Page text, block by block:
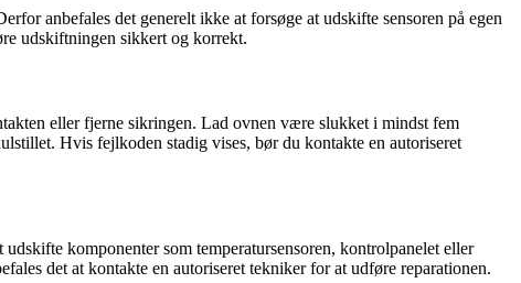
anbefales det generelt ikke at forsøge at udskifte sensoren på egen
udskiftningen sikkert og korrekt.
eller fjerne sikringen. Lad ovnen være slukket i mindst fem
Hvis fejlkoden stadig vises, bør du kontakte en autoriseret
komponenter som temperatursensoren, kontrolpanelet eller
det at kontakte en autoriseret tekniker for at udføre reparationen.